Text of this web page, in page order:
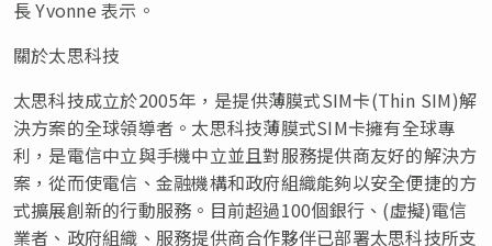
長 Yvonne 表示。
關於太思科技
太思科技成立於2005年，是提供薄膜式SIM卡(Thin SIM)解
決方案的全球領導者。太思科技薄膜式SIM卡擁有全球專
利，是電信中立與手機中立並且對服務提供商友好的解決方
案，從而使電信、金融機構和政府組織能夠以安全便捷的方
式擴展創新的行動服務。目前超過100個銀行、(虛擬)電信
業者、政府組織、服務提供商合作夥伴已部署太思科技所支